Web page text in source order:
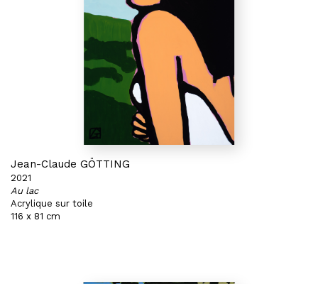
Jean-Claude GÖTTING
2021
Au lac
Acrylique sur toile
116 x 81 cm